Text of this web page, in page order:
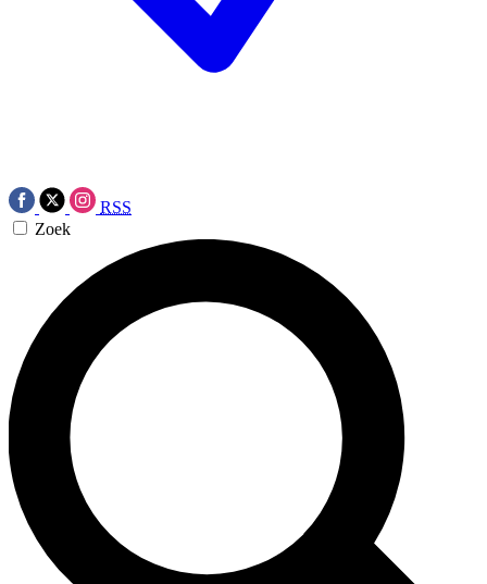
RSS
Zoek